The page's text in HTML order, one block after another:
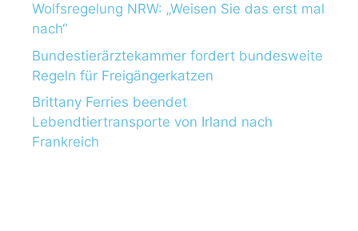
Wolfsregelung NRW: „Weisen Sie das erst mal
nach“
Bundestierärztekammer fordert bundesweite
Regeln für Freigängerkatzen
Brittany Ferries beendet
Lebendtiertransporte von Irland nach
Frankreich